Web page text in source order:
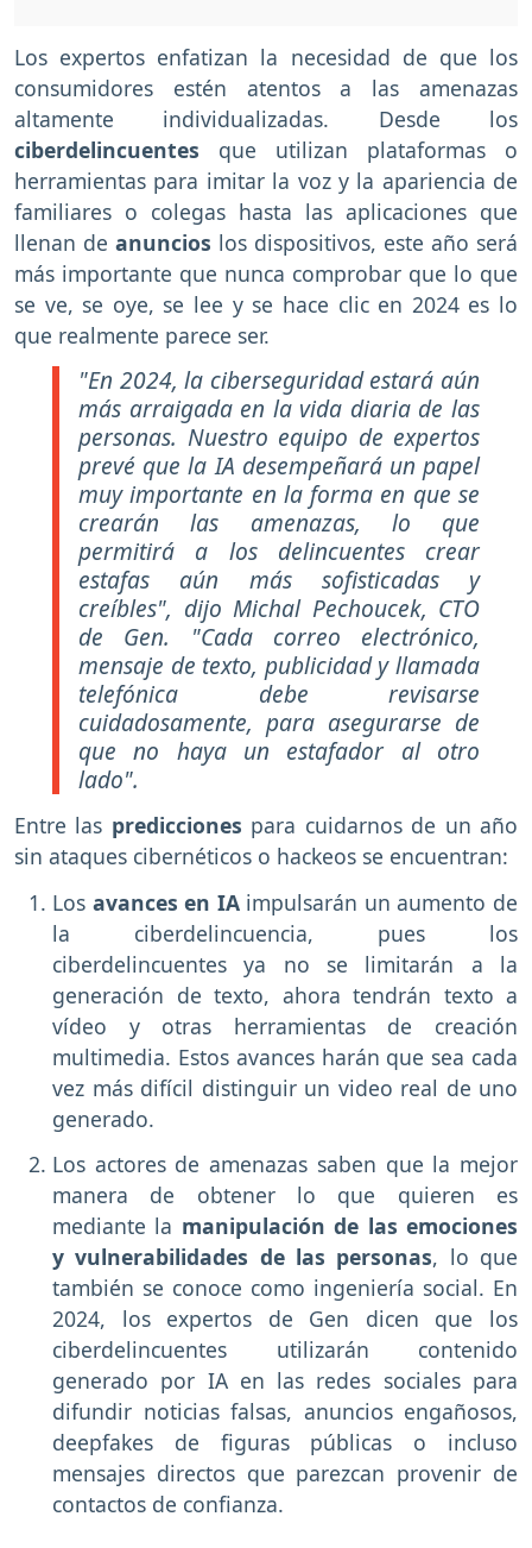
Los expertos enfatizan la necesidad de que los
consumidores estén atentos a las amenazas
altamente individualizadas. Desde los
ciberdelincuentes que utilizan plataformas o
herramientas para imitar la voz y la apariencia de
familiares o colegas hasta las aplicaciones que
llenan de anuncios los dispositivos, este año será
más importante que nunca comprobar que lo que
se ve, se oye, se lee y se hace clic en 2024 es lo
que realmente parece ser.
"En 2024, la ciberseguridad estará aún
más arraigada en la vida diaria de las
personas. Nuestro equipo de expertos
prevé que la IA desempeñará un papel
muy importante en la forma en que se
crearán las amenazas, lo que
permitirá a los delincuentes crear
estafas aún más sofisticadas y
creíbles", dijo Michal Pechoucek, CTO
de Gen. "Cada correo electrónico,
mensaje de texto, publicidad y llamada
telefónica debe revisarse
cuidadosamente, para asegurarse de
que no haya un estafador al otro
lado".
Entre las predicciones para cuidarnos de un año
sin ataques cibernéticos o hackeos se encuentran:
Los avances en IA impulsarán un aumento de
la ciberdelincuencia, pues los
ciberdelincuentes ya no se limitarán a la
generación de texto, ahora tendrán texto a
vídeo y otras herramientas de creación
multimedia. Estos avances harán que sea cada
vez más difícil distinguir un video real de uno
generado.
Los actores de amenazas saben que la mejor
manera de obtener lo que quieren es
mediante la manipulación de las emociones
y vulnerabilidades de las personas, lo que
también se conoce como ingeniería social. En
2024, los expertos de Gen dicen que los
ciberdelincuentes utilizarán contenido
generado por IA en las redes sociales para
difundir noticias falsas, anuncios engañosos,
deepfakes de figuras públicas o incluso
mensajes directos que parezcan provenir de
contactos de confianza.